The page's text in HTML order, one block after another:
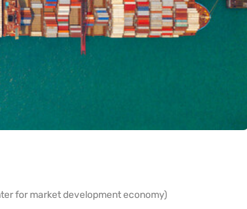
for market development economy)